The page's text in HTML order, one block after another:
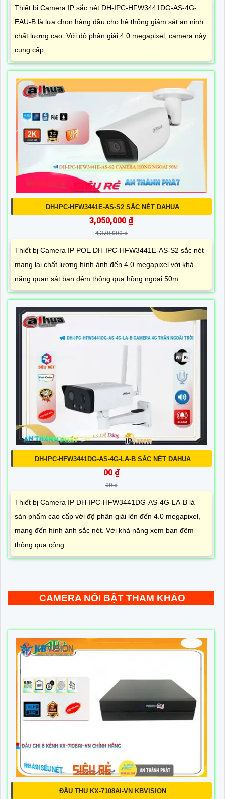
Thiết bị Camera IP sắc nét DH-IPC-HFW3441DG-AS-4G-
EAU-B là lựa chọn hàng đầu cho hệ thống giám sát an ninh
chất lượng cao. Với độ phân giải 4.0 megapixel, camera này
cung cấp...
DH-IPC-HFW3441E-AS-S2 SẮC NÉT DAHUA
3,050,000 ₫
4,370,000 ₫
Thiết bị Camera IP POE DH-IPC-HFW3441E-AS-S2 sắc nét
mang lại chất lượng hình ảnh đến 4.0 megapixel với khả
năng quan sát ban đêm thông qua hồng ngoại 50m
DH-IPC-HFW3441DG-AS-4G-LA-B SẮC NÉT DAHUA
00 ₫
00 ₫
Thiết bị Camera IP DH-IPC-HFW3441DG-AS-4G-LA-B là
sản phẩm cao cấp với độ phân giải lên đến 4.0 megapixel,
mang đến hình ảnh sắc nét. Với khả năng xem ban đêm
thông qua công...
CAMERA NỔI BẬT THAM KHẢO
ĐẦU THU KX-7108AI-VN KBVISION